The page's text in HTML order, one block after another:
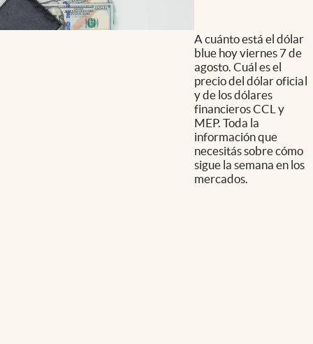
A cuánto está el dólar
blue hoy viernes 7 de
agosto. Cuál es el
precio del dólar oficial
y de los dólares
financieros CCL y
MEP. Toda la
información que
necesitás sobre cómo
sigue la semana en los
mercados.